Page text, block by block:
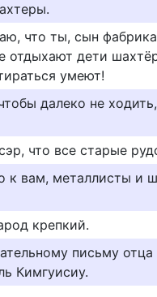
что ты, сын
отдыхают дети
умеют!
далеко не
что все старые
к вам, металлисты и
крепкий.
письму отца
Кимгуисиу.